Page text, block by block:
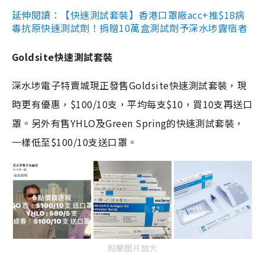
延伸閱讀：【快速測試套裝】香港口罩廠acc+推$18病
毒抗原快速測試劑！捐贈10萬盒測試劑予深水埗露宿者
Goldsite快速測試套裝
深水埗電子特賣城現正發售Goldsite快速測試套裝，現
時更有優惠，$100/10支，平均每支$10，買10支再送口
罩。另外有售YHLO及Green Spring的快速測試套裝，
一樣低至$100/10支送口罩。
點擊圖片放大